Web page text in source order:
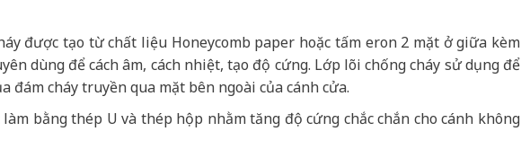
được tạo từ chất liệu Honeycomb paper hoặc tấm eron 2 mặt ở giữa kèm
dùng để cách âm, cách nhiệt, tạo độ cứng. Lớp lõi chống cháy sử dụng để
đám cháy truyền qua mặt bên ngoài của cánh cửa.
bằng thép U và thép hộp nhằm tăng độ cứng chắc chắn cho cánh không